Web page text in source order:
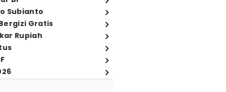
Subianto
Gratis
Rupiah